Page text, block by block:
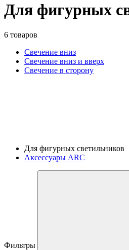
Для фигурных
6 товаров
Свечение вниз
Свечение вниз и вверх
Свечение в сторону
Для фигурных светильников
Аксессуары ARC
Фильтры